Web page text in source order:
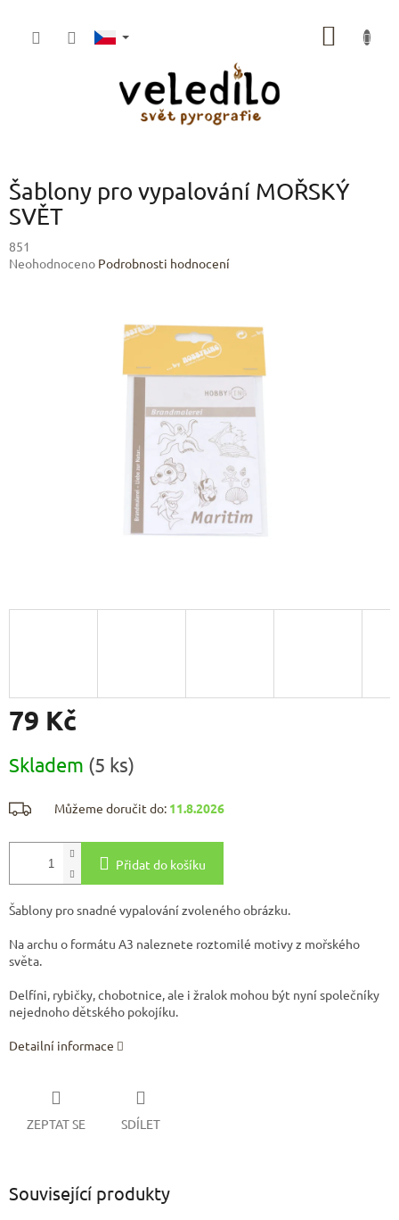
Šablony pro vypalování MOŘSKÝ
SVĚT
851
Průměrné
Neohodnoceno Podrobnosti hodnocení
79 Kč
cena:
Skladem (5 ks)
Můžeme doručit do: 11.8.2026
Přidat do košíku
Šablony pro snadné vypalování zvoleného obrázku.
Na archu o formátu A3 naleznete roztomilé motivy z mořského
světa.
Delfíni, rybičky, chobotnice, ale i žralok mohou být nyní společníky
nejednoho dětského pokojíku.
Detailní informace
ZEPTAT SE SDÍLET
Související produkty